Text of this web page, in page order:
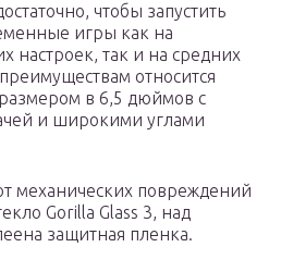
чтобы запустить
игры как на
настроек, так и на средних
относится
в 6,5 дюймов с
и широкими углами
механических повреждений
Gorilla Glass 3, над
защитная пленка.